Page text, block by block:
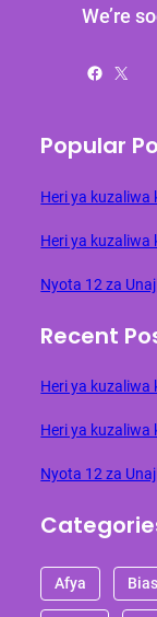
We’re
Facebook X
Popular
Heri ya kuzaliwa
Heri ya kuzaliwa
Nyota 12 za
Recent
Heri ya kuzaliwa
Heri ya kuzaliwa
Nyota 12 za
Afya